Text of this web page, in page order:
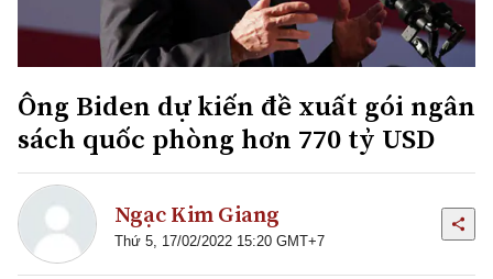
Ông Biden dự kiến đề xuất gói ngân
sách quốc phòng hơn 770 tỷ USD
Ngạc Kim Giang
Thứ 5, 17/02/2022 15:20 GMT+7